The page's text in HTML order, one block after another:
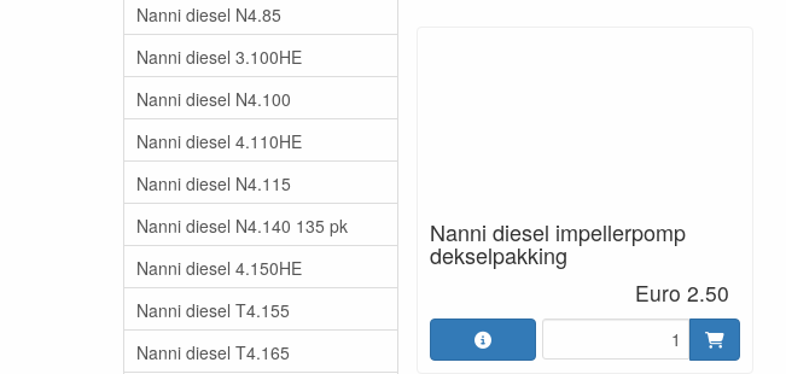
Nanni diesel N4.85
Nanni diesel 3.100HE
Nanni diesel N4.100
Nanni diesel 4.110HE
Nanni diesel N4.115
Nanni diesel N4.140 135 pk
Nanni diesel 4.150HE
Nanni diesel T4.155
Nanni diesel T4.165
Nanni diesel impellerpomp
dekselpakking
Euro 2.50